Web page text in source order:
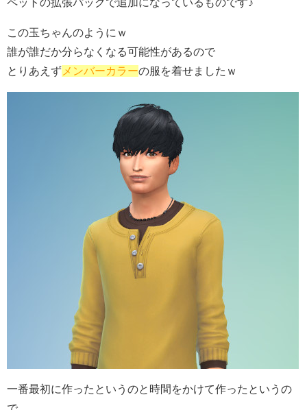
ペットの拡張パックで追加になっているものです♪
この玉ちゃんのようにｗ
誰が誰だか分らなくなる可能性があるので
とりあえず メンバーカラーの服を着せましたｗ
一番最初に作ったというのと時間をかけて作ったというの